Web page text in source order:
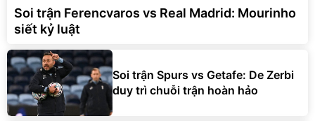
Soi trận Ferencvaros vs Real Madrid: Mourinho
siết kỷ luật
Soi trận Spurs vs Getafe: De Zerbi
duy trì chuỗi trận hoàn hảo